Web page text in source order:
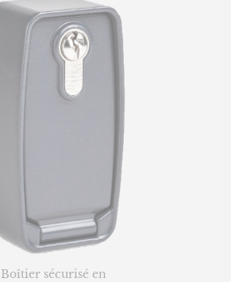
Boîtier sécurisé en